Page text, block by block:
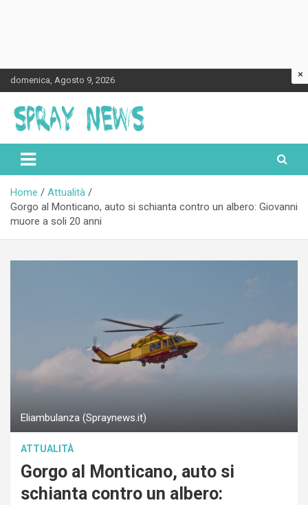
Skip
to
content
domenica, Agosto 9, 2026
Spraynews.it
Home
Attualità
Gorgo al Monticano, auto si schianta contro un albero: Giovanni
muore a soli 20 anni
Eliambulanza (Spraynews.it)
ATTUALITÀ
Gorgo al Monticano, auto si
schianta contro un albero:
×